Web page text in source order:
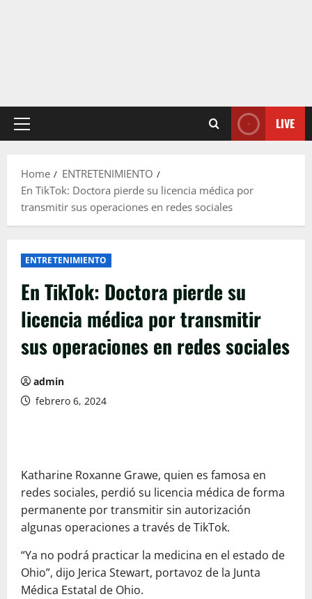
Primary
LIVE
Home
ENTRETENIMIENTO
En TikTok: Doctora pierde su licencia médica por
transmitir sus operaciones en redes sociales
ENTRETENIMIENTO
En TikTok: Doctora pierde su
licencia médica por transmitir
sus operaciones en redes sociales
admin
febrero 6, 2024
Katharine Roxanne Grawe, quien es famosa en
redes sociales, perdió su licencia médica de forma
permanente por transmitir sin autorización
algunas operaciones a través de TikTok.
“Ya no podrá practicar la medicina en el estado de
Ohio”, dijo Jerica Stewart, portavoz de la Junta
Médica Estatal de Ohio.